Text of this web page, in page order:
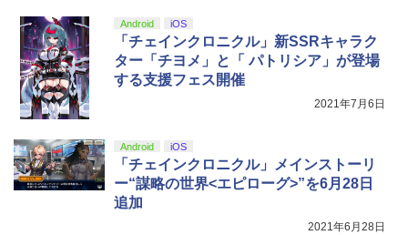
4
劇場版「鬼滅の刃」無限城編 第一章 猗
窩座再来 完全生産限定版 [Blu-ray]
5
【Amazon.co.jp限定】劇場版モノノ怪
第三章 蛇神 (オリジナル特典:オリジナル
剣、十翼より来たる！スタジオ描き下ろ
Android iOS
「チェインクロニクル」新SSRキャラク
ター「チヨメ」と「 パトリシア」が登場
する支援フェス開催
2021年7月6日
Android iOS
「チェインクロニクル」メインストーリ
ー“謀略の世界<エピローグ>”を6月28日
追加
2021年6月28日